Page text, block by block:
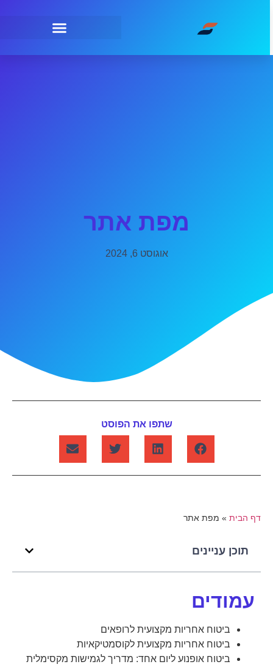
מפת אתר
אוגוסט 6, 2024
שתפו את הפוסט
דף הבית» מפת אתר
תוכן עניינים
עמודים
ביטוח אחריות מקצועית לרופאים
ביטוח אחריות מקצועית לקוסמטיקאיות
ביטוח אופנוע ליום אחד: מדריך לגמישות מקסימלית